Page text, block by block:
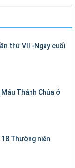
thứ VII -Ngày cuối
Thánh Chúa ở
Thường niên